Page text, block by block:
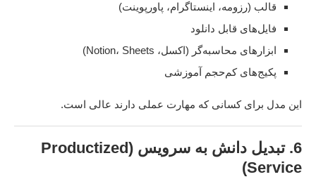
قالب (رزومه، اینستاگرام، پاورپوینت)
فایل‌های قابل دانلود
ابزارهای محاسبه‌گر (اکسل، Notion، Sheets)
پکیج‌های کم‌حجم آموزشی
این مدل برای کسانی که مهارت عملی دارند عالی است.
6. تبدیل دانش به سرویس (Productized
Service)